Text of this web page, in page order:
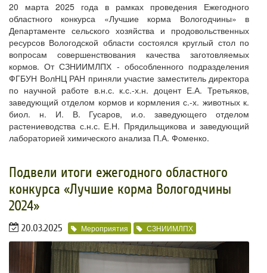
20 марта 2025 года в рамках проведения Ежегодного
областного конкурса «Лучшие корма Вологодчины» в
Департаменте сельского хозяйства и продовольственных
ресурсов Вологодской области состоялся круглый стол по
вопросам совершенствования качества заготовляемых
кормов. От СЗНИИМЛПХ - обособленного подразделения
ФГБУН ВолНЦ РАН приняли участие заместитель директора
по научной работе в.н.с. к.с.-х.н. доцент Е.А. Третьяков,
заведующий отделом кормов и кормления с.-х. животных к.
биол. н. И. В. Гусаров, и.о. заведующего отделом
растениеводства с.н.с. Е.Н. Прядильщикова и заведующий
лабораторией химического анализа П.А. Фоменко.
Подвели итоги ежегодного областного
конкурса «Лучшие корма Вологодчины
2024»
20.03.2025 Мероприятия СЗНИИМЛПХ